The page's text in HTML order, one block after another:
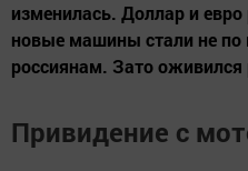
изменилась. Доллар и евро
новые машины стали не по
россиянам. Зато
Привидение с